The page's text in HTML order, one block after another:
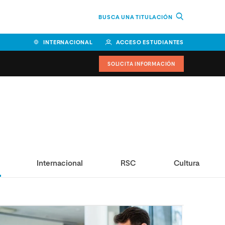
BUSCA UNA TITULACIÓN
INTERNACIONAL ACCESO ESTUDIANTES
y Tecnología (ESIT)
Facultad de Derecho
SOLICITA INFORMACIÓN
Internacional RSC Cultura